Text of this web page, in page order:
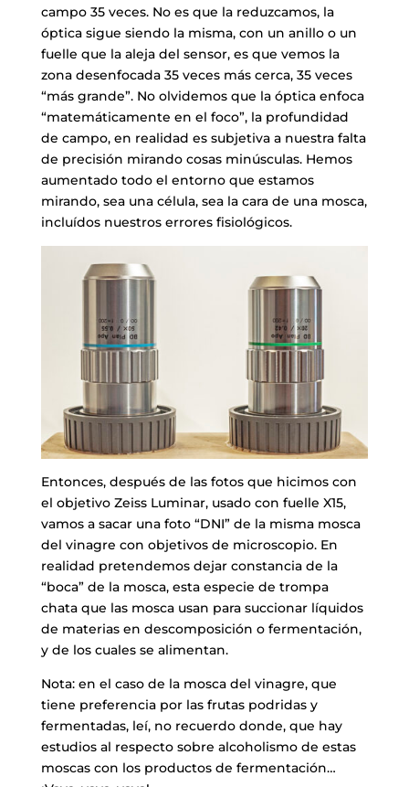
campo 35 veces. No es que la reduzcamos, la
óptica sigue siendo la misma, con un anillo o un
fuelle que la aleja del sensor, es que vemos la
zona desenfocada 35 veces más cerca, 35 veces
“más grande”. No olvidemos que la óptica enfoca
“matemáticamente en el foco”, la profundidad
de campo, en realidad es subjetiva a nuestra falta
de precisión mirando cosas minúsculas. Hemos
aumentado todo el entorno que estamos
mirando, sea una célula, sea la cara de una mosca,
incluídos nuestros errores fisiológicos.
Entonces, después de las fotos que hicimos con
el objetivo Zeiss Luminar, usado con fuelle X15,
vamos a sacar una foto “DNI” de la misma mosca
del vinagre con objetivos de microscopio. En
realidad pretendemos dejar constancia de la
“boca” de la mosca, esta especie de trompa
chata que las mosca usan para succionar líquidos
de materias en descomposición o fermentación,
y de los cuales se alimentan.
Nota: en el caso de la mosca del vinagre, que
tiene preferencia por las frutas podridas y
fermentadas, leí, no recuerdo donde, que hay
estudios al respecto sobre alcoholismo de estas
moscas con los productos de fermentación…